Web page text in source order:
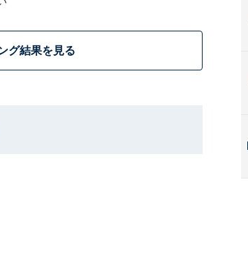
グ結果を見る